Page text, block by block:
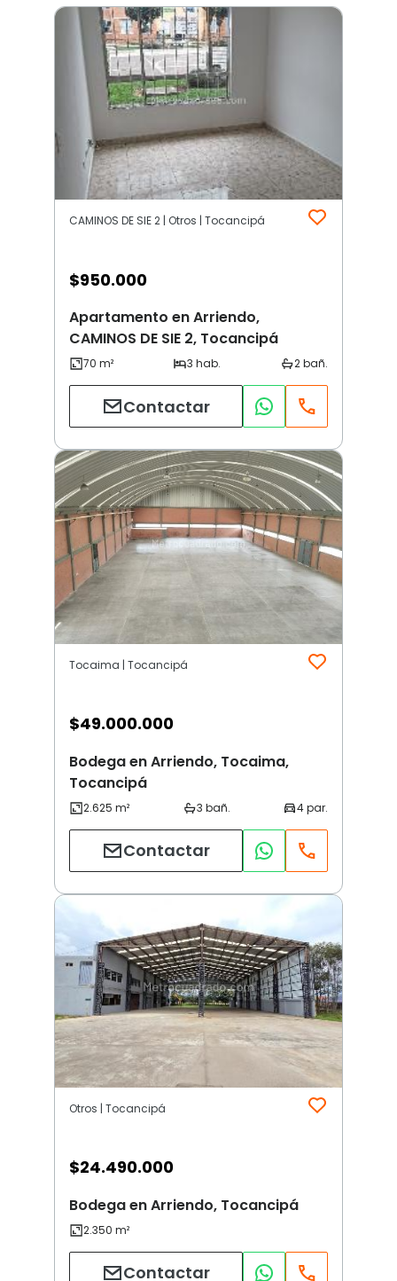
CAMINOS DE SIE 2 | Otros | Tocancipá
$950.000
Apartamento en Arriendo,
CAMINOS DE SIE 2, Tocancipá
Contactar
Tocaima | Tocancipá
$49.000.000
Bodega en Arriendo, Tocaima,
Tocancipá
Contactar
Otros | Tocancipá
$24.490.000
Bodega en Arriendo, Tocancipá
Contactar